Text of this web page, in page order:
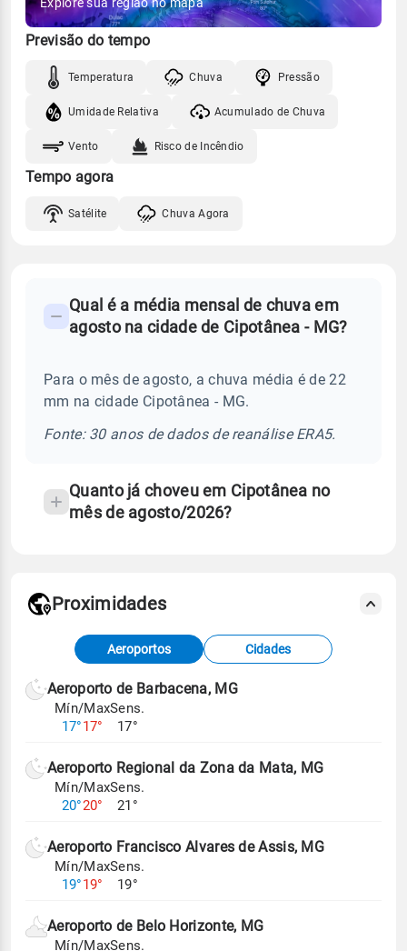
Explore sua região no mapa
Previsão do tempo
Temperatura Chuva Pressão
Umidade Relativa Acumulado de Chuva
Vento Risco de Incêndio
Tempo agora
Satélite Chuva Agora
Perguntas
sobre
chuva
Qual é a média mensal de chuva em
agosto na cidade de Cipotânea - MG?
Para o mês de agosto, a chuva média é de 22
mm na cidade Cipotânea - MG.
Fonte: 30 anos de dados de reanálise ERA5.
Quanto já choveu em Cipotânea no
mês de agosto/2026?
Fonte: dados combinados de estações
meteorológicas e satélite do Centro de Previsão
de Tempo e Estudos Climáticos (CPTEC).
Para obter mais informações sobre os dados
Proximidades
Aeroportos Cidades
Aeroporto de Barbacena, MG
Mín/Max
17°17°
Sens.
17°
Aeroporto Regional da Zona da Mata, MG
Mín/Max
20°20°
Sens.
21°
Aeroporto Francisco Alvares de Assis, MG
Mín/Max
19°19°
Sens.
19°
Aeroporto de Belo Horizonte, MG
Mín/MaxSens.